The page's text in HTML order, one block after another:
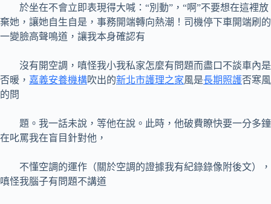
於坐在不會立即表現得大喊：“別動”，“啊”不要想在這裡放
棄她，讓她自生自是，事務開端轉向熱潮！司機停下車開端刷的
一變臉高聲鳴道，讓我本身確認有
沒有開空調，嗔怪我小我私家怎麼有問題而盡口不談車內是
否暖， 嘉義安養機構吹出的新北市護理之家風是長期照護否寒風
的問
題。我一話未說，等他在說。此時，他破費瞭快要一分多鐘
在叱罵我在盲目針對他，
不懂空調的運作（關於空調的證據我有紀錄錄像附後文），
嗔怪我腦子有問題不講道